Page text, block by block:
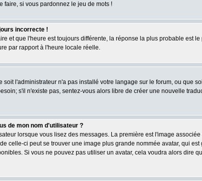
faire, si vous pardonnez le jeu de mots !
incorrecte !
et que l'heure est toujours différente, la réponse la plus probable est
par rapport à l'heure locale réelle.
l'administrateur n'a pas installé votre langage sur le forum, ou que
s'il n'existe pas, sentez-vous alors libre de créer une nouvelle
de mon nom d'utilisateur ?
lorsque vous lisez des messages. La première est l'image
celle-ci peut se trouver une image plus grande nommée avatar, qui
Si vous ne pouvez pas utiliser un avatar, cela voudra alors